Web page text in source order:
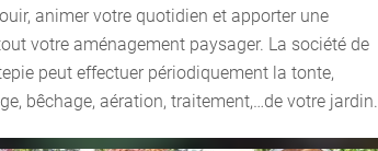
animer votre quotidien et apporter une
votre aménagement paysager. La société de
peut effectuer périodiquement la tonte,
bêchage, aération, traitement,…de votre jardin.